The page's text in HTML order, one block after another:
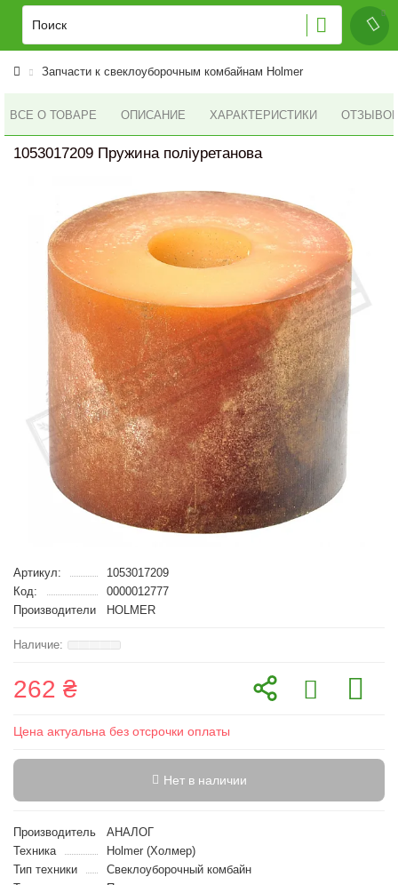
Запчасти к свеклоуборочным комбайнам Holmer
ВСЕ О ТОВАРЕ ОПИСАНИЕ ХАРАКТЕРИСТИКИ ОТЗЫВОВ
1053017209 Пружина поліуретанова
Артикул:
1053017209
Код:
0000012777
Производители
HOLMER
262 ₴
Цена актуальна без отсрочки оплаты
Нет в наличии
Производитель
АНАЛОГ
Техника
Holmer (Холмер)
Тип техники
Свеклоуборочный комбайн